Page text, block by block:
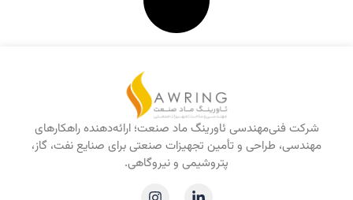
شرکت فنی‌مهندسی ئاورینگ ماد صنعت؛ ارائه‌دهنده راهکارهای
مهندسی، طراحی و تأمین تجهیزات صنعتی برای صنایع نفت، گاز،
پتروشیمی و نیروگاهی.